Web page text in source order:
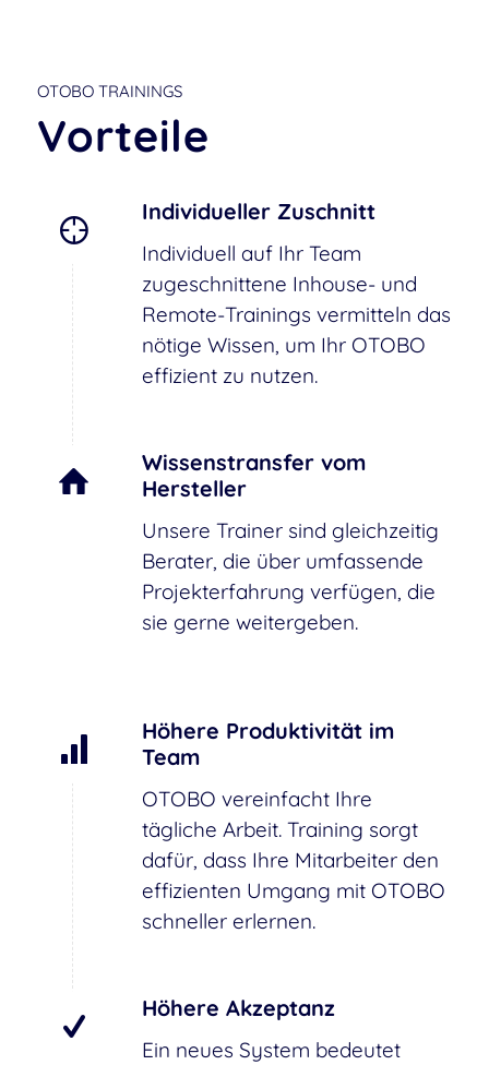
OTOBO TRAININGS
Vorteile
Individueller Zuschnitt
Individuell auf Ihr Team
zugeschnittene Inhouse- und
Remote-Trainings vermitteln das
nötige Wissen, um Ihr OTOBO
effizient zu nutzen.
Wissenstransfer vom
Hersteller
Unsere Trainer sind gleichzeitig
Berater, die über umfassende
Projekterfahrung verfügen, die
sie gerne weitergeben.
Höhere Produktivität im
Team
OTOBO vereinfacht Ihre
tägliche Arbeit. Training sorgt
dafür, dass Ihre Mitarbeiter den
effizienten Umgang mit OTOBO
schneller erlernen.
Höhere Akzeptanz
Ein neues System bedeutet